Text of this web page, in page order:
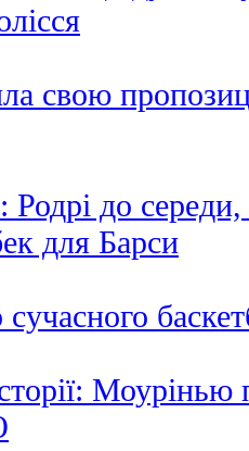
свою
Родрі до
для Барси
Моурінью